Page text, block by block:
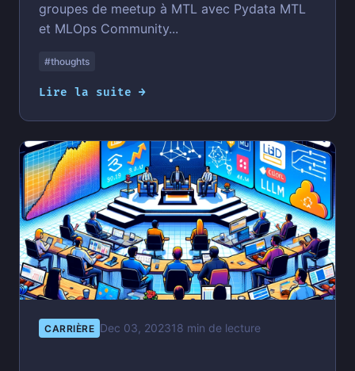
groupes de meetup à MTL avec Pydata MTL
et MLOps Community...
#thoughts
Lire la suite →
CARRIÈRE Dec 03, 202318 min de lecture